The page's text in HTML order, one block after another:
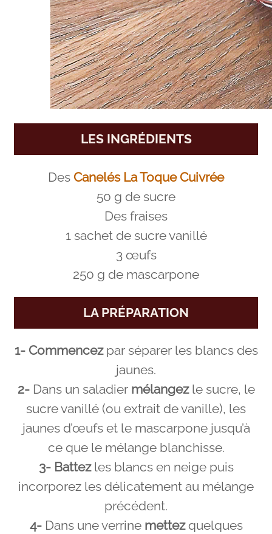
LES INGRÉDIENTS
Des Canelés La Toque Cuivrée
50 g de sucre
Des fraises
1 sachet de sucre vanillé
3 œufs
250 g de mascarpone
LA PRÉPARATION
1- Commencez par séparer les blancs des
jaunes.
2-Dans un saladier mélangezle sucre, le
sucre vanillé (ou extrait de vanille), les
jaunes d’œufs et le mascarpone jusqu’à
ce que le mélange blanchisse.
3- Battezles blancs en neige puis
incorporez les délicatement au mélange
précédent.
4- Dans une verrine mettezquelques